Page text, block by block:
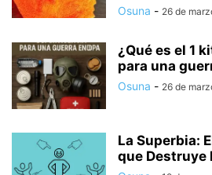
Osuna - 26 de
¿Qué es el 1
para una
Osuna - 26 de
La Superbia:
que Destruye